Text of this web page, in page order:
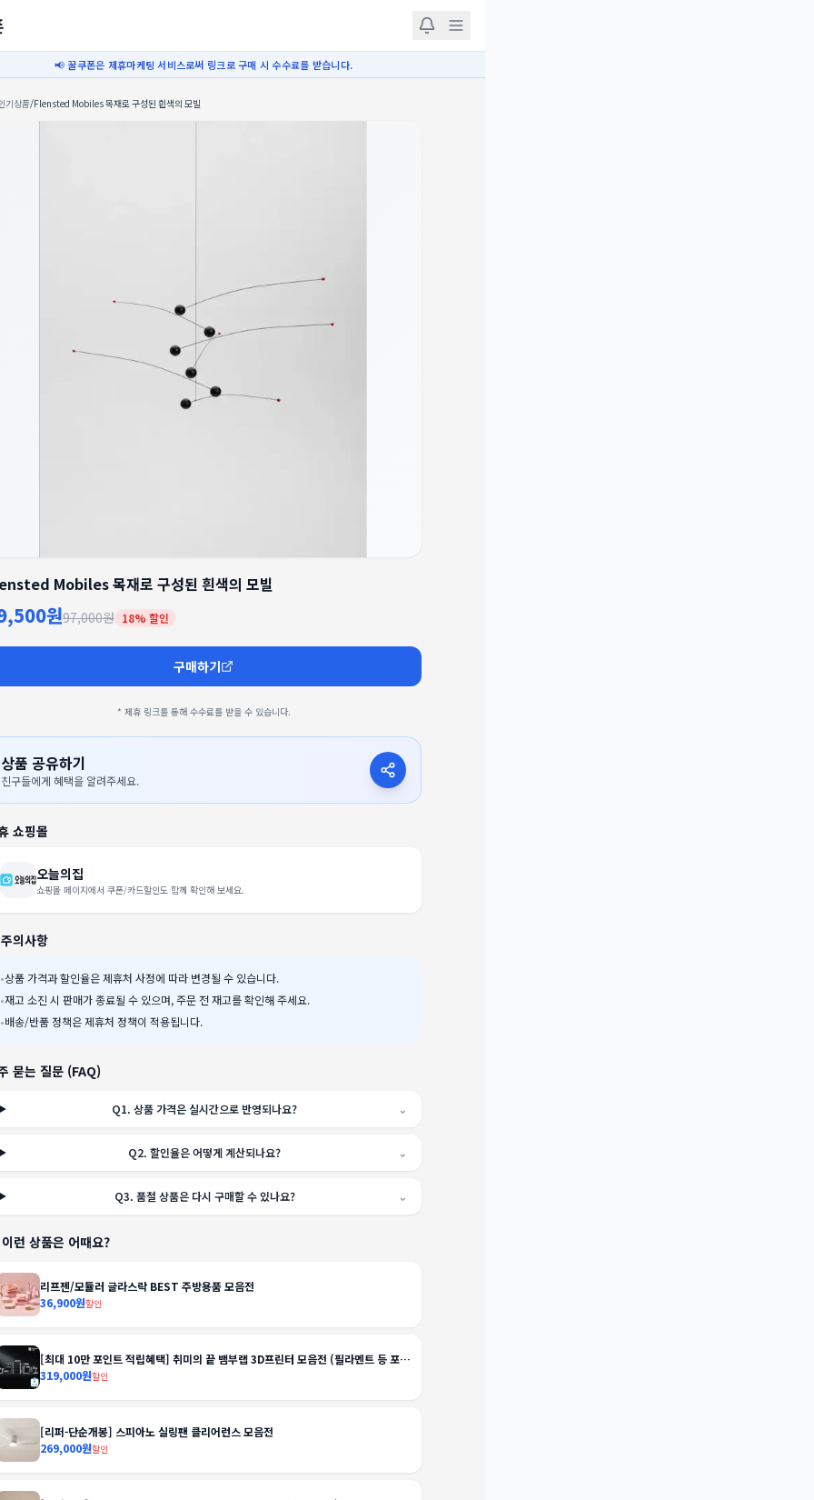
📢 꿀쿠폰은 제휴마케팅 서비스로써 링크로 구매 시 수수료를 받습니다.
기상품/Flensted Mobiles 목재로 구성된 흰색의 모빌
Mobiles 목재로 구성된 흰색의 모빌
원97,000원 18% 할인
구매하기
* 제휴 링크를 통해 수수료를 받을 수 있습니다.
상품 공유하기
친구들에게 혜택을 알려주세요.
쇼핑몰
오늘의집
쇼핑몰 페이지에서 쿠폰/카드할인도 함께 확인해 보세요.
의사항
•상품 가격과 할인율은 제휴처 사정에 따라 변경될 수 있습니다.
•재고 소진 시 판매가 종료될 수 있으며, 주문 전 재고를 확인해 주세요.
•배송/반품 정책은 제휴처 정책이 적용됩니다.
묻는 질문 (FAQ)
Q1.상품 가격은 실시간으로 반영되나요? ⌄
Q2.할인율은 어떻게 계산되나요? ⌄
Q3. 품절 상품은 다시 구매할 수 있나요? ⌄
런 상품은 어때요?
리프젠/모듈러 글라스락 BEST 주방용품 모음전
36,900원할인
[최대 10만 포인트 적립혜택] 취미의 끝 뱀부랩 3D프린터 모음전 (필라멘트 등 포
함)
319,000원할인
[리퍼-단순개봉] 스피아노 실링팬 클리어런스 모음전
269,000원할인